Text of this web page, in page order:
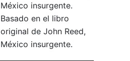
México insurgente.
Basado en el libro
original de John Reed,
México insurgente.